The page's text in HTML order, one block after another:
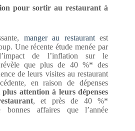
pour sortir au restaurant à
manger au restaurantest
Une récente étude menée par
de l’inflation sur le
révèle que plus de 40 %* des
de leurs visites au restaurant
en raison de dépenses
attention à leurs dépenses
, et près de 40 %*
bonnes affaires que l’année